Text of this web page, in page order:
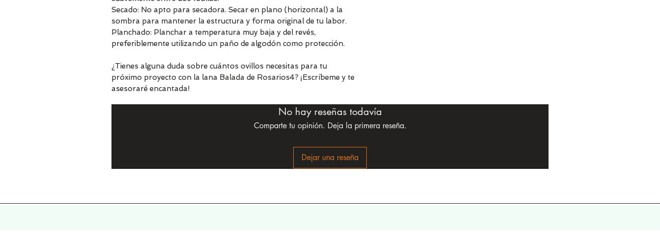
Secado: No apto para secadora. Secar en plano (horizontal) a la
sombra para mantener la estructura y forma original de tu labor.
Planchado: Planchar a temperatura muy baja y del revés,
preferiblemente utilizando un paño de algodón como protección.
¿Tienes alguna duda sobre cuántos ovillos necesitas para tu
próximo proyecto con la lana Balada de Rosarios4? ¡Escríbeme y te
asesoraré encantada!
No hay reseñas todavía
Comparte tu opinión. Deja la primera reseña.
Dejar una reseña